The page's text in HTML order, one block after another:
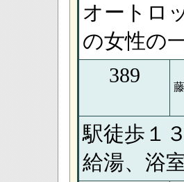
オートロ
の女性の
389
駅徒歩１
給湯、浴